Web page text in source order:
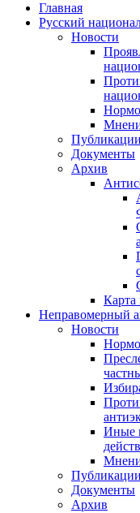
Главная
Русский
Новости
Публикации
Документы
Архив
Карта
Неправомерный
Новости
Иные
Публикации
Документы
Архив